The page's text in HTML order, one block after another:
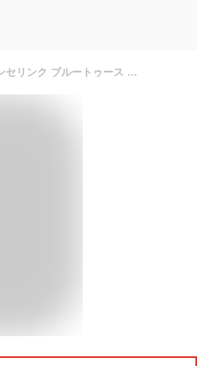
ワイヤレスイヤホン Bluetooth5.3 ノイズキャンセリンク ブルートゥース コンパクト イヤホン ワイヤレス 瞬間接続 低遅延 左右分離型 マイク付き 軽型 ブルート片耳 両耳通話 IPX7防水 マイク内蔵 充電式 Hi-Fi高音質 ミニヘッドホン